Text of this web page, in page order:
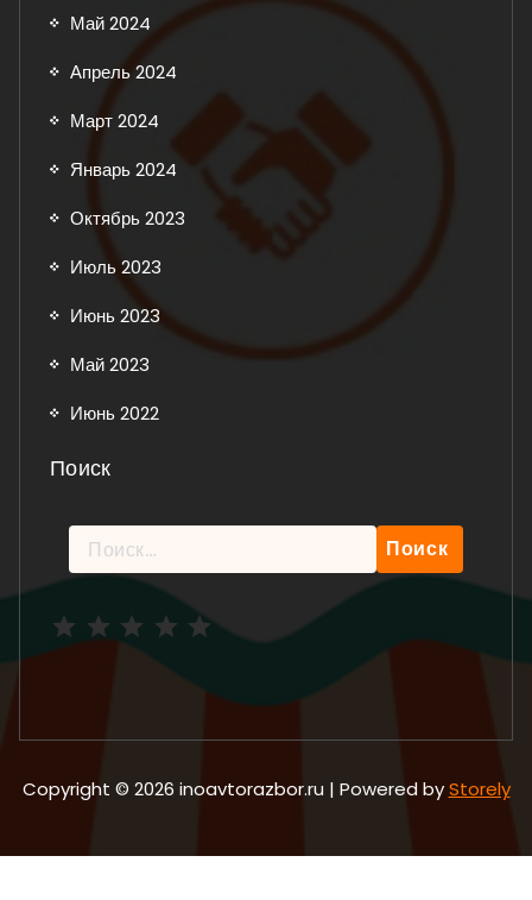
Май 2024
Апрель 2024
Март 2024
Январь 2024
Октябрь 2023
Июль 2023
Июнь 2023
Май 2023
Июнь 2022
Поиск
Найти:
Copyright © 2026 inoavtorazbor.ru | Powered byStorely